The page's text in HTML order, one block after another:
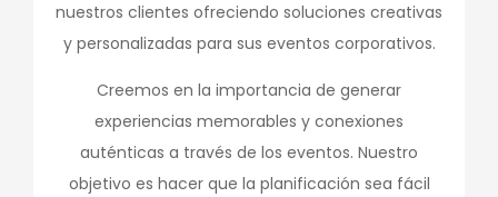
nuestros clientes ofreciendo soluciones creativas
y personalizadas para sus eventos corporativos.
Creemos en la importancia de generar
experiencias memorables y conexiones
auténticas a través de los eventos. Nuestro
objetivo es hacer que la planificación sea fácil